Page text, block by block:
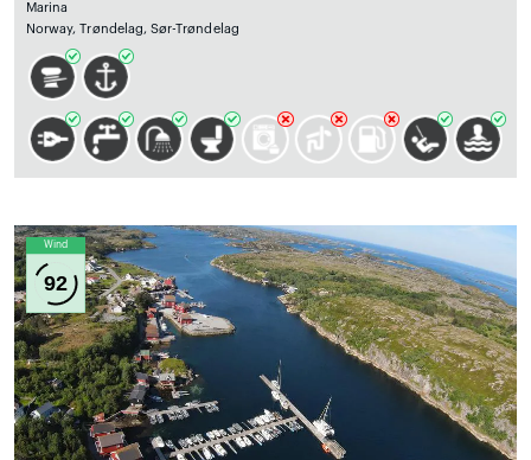
Marina
Norway, Trøndelag, Sør-Trøndelag
Wind
92